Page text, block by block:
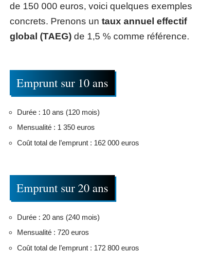
de 150 000 euros, voici quelques exemples
concrets. Prenons un taux annuel effectif
global (TAEG) de 1,5 % comme référence.
Emprunt sur 10 ans
Durée : 10 ans (120 mois)
Mensualité : 1 350 euros
Coût total de l’emprunt : 162 000 euros
Emprunt sur 20 ans
Durée : 20 ans (240 mois)
Mensualité : 720 euros
Coût total de l’emprunt : 172 800 euros